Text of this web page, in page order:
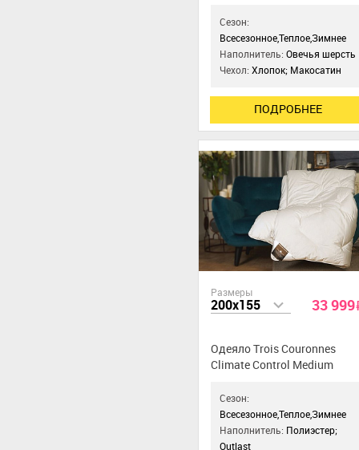
Сезон:
Всесезонное,Теплое,Зимнее
Наполнитель:Овечья шерсть
Чехол:Хлопок; Макосатин
ПОДРОБНЕЕ
Размеры
200x155 33 999
Одеяло Trois Couronnes
Climate Control Medium
Сезон:
Всесезонное,Теплое,Зимнее
Наполнитель: Полиэстер;
Outlast